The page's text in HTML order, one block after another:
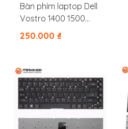
Bàn phím laptop Dell
Vostro 1400 1500
1420 1525 1000 1330
250.000 ₫